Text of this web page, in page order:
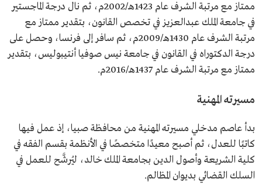
ممتاز مع مرتبة الشرف عام 1423هـ/2002م، ثم نال درجة الماجستير
في جامعة الملك عبدالعزيز في تخصص القانون، بتقدير ممتاز مع
مرتبة الشرف عام 1430هـ/2009م، ثم سافر إلى فرنسا، وحصل على
درجة الدكتوراه في القانون في جامعة نيس صوفيا أنتيبوليس، بتقدير
ممتاز مع مرتبة الشرف عام 1437هـ/2016م.
مسيرته المهنية
بدأ عاصم مدخلي مسيرته المهنية من محافظة صبيا، إذ عمل فيها
كاتبًا للعدل، ثم أصبح معيدًا متخصصًا في الأنظمة بقسم الفقه في
كلية الشريعة وأصول الدين بجامعة الملك خالد، ليُرشَّح للعمل في
السلك القضائي بديوان المظالم.